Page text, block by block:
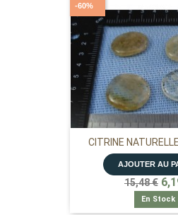
CITRINE
AJOUTER AU
15,48 €
En Stock
-60%